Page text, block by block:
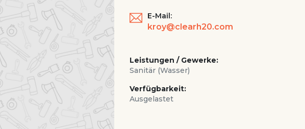
E-Mail:
kroy@clearh20.com
Leistungen / Gewerke:
Sanitär (Wasser)
Verfügbarkeit:
Ausgelastet